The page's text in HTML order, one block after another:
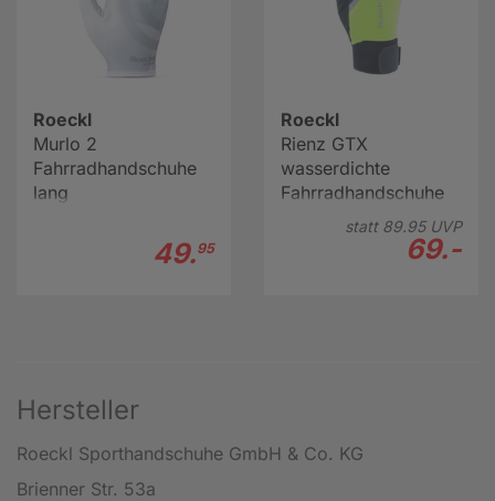
Roeckl
Murlo 2
Fahrradhandschuhe
lang
49.95
Roeckl
Rienz GTX
wasserdichte
Fahrradhandschuhe
statt 89.95UVP
69.-
Hersteller
Roeckl Sporthandschuhe GmbH & Co. KG
Brienner Str. 53a